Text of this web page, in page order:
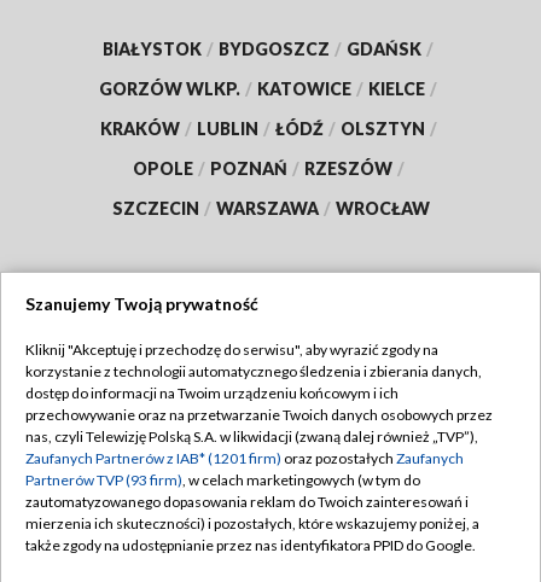
BIAŁYSTOK / BYDGOSZCZ / GDAŃSK /
GORZÓW WLKP. / KATOWICE / KIELCE /
KRAKÓW / LUBLIN / ŁÓDŹ / OLSZTYN /
OPOLE / POZNAŃ / RZESZÓW /
SZCZECIN / WARSZAWA / WROCŁAW
TVP
Abonament TVP
Emisja w TVP
Centrum informacji TVP
Naziemna Telewizja Cyfrowa
Regulamin TVP
Polityka prywatności
Moje zgody
Pomoc
Szanujemy Twoją prywatność
Kliknij "Akceptuję i przechodzę do serwisu", aby wyrazić zgody na
korzystanie z technologii automatycznego śledzenia i zbierania danych,
dostęp do informacji na Twoim urządzeniu końcowym i ich
przechowywanie oraz na przetwarzanie Twoich danych osobowych przez
nas, czyli Telewizję Polską S.A. w likwidacji (zwaną dalej również „TVP”),
Zaufanych Partnerów z IAB* (1201 firm) oraz pozostałych Zaufanych
Partnerów TVP (93 firm), w celach marketingowych (w tym do
zautomatyzowanego dopasowania reklam do Twoich zainteresowań i
mierzenia ich skuteczności) i pozostałych, które wskazujemy poniżej, a
także zgody na udostępnianie przez nas identyfikatora PPID do Google.